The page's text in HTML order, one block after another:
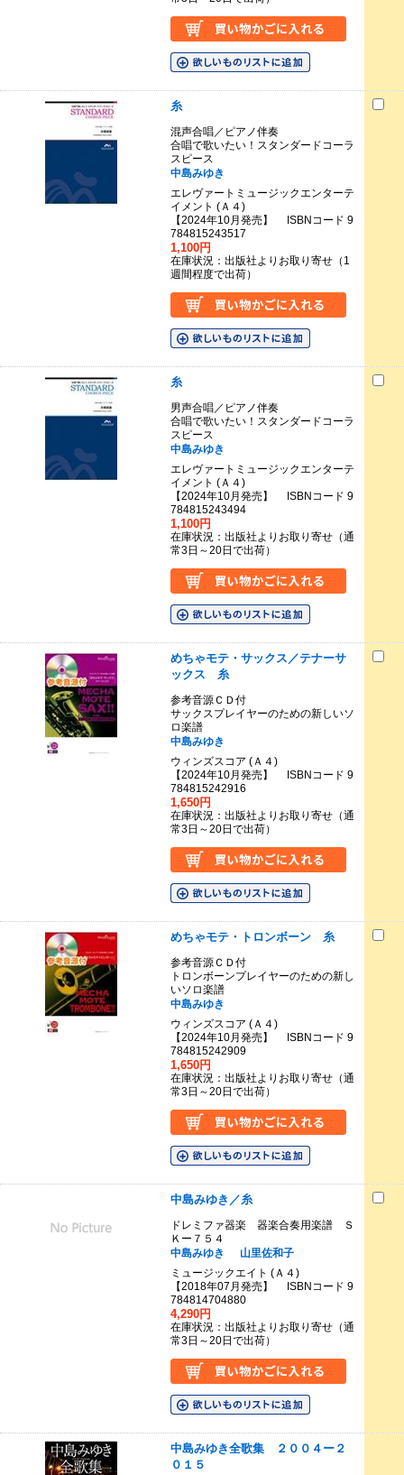
糸
混声合唱／ピアノ伴奏
合唱で歌いたい！スタンダードコーラ
スピース
中島みゆき
エレヴァートミュージックエンターテ
イメント (Ａ４)
【2024年10月発売】 ISBNコード 9
784815243517
1,100円
在庫状況：出版社よりお取り寄せ（1
週間程度で出荷）
糸
男声合唱／ピアノ伴奏
合唱で歌いたい！スタンダードコーラ
スピース
中島みゆき
エレヴァートミュージックエンターテ
イメント (Ａ４)
【2024年10月発売】 ISBNコード 9
784815243494
1,100円
在庫状況：出版社よりお取り寄せ（通
常3日～20日で出荷）
めちゃモテ・サックス／テナーサ
ックス 糸
参考音源ＣＤ付
サックスプレイヤーのための新しいソ
ロ楽譜
中島みゆき
ウィンズスコア (Ａ４)
【2024年10月発売】 ISBNコード 9
784815242916
1,650円
在庫状況：出版社よりお取り寄せ（通
常3日～20日で出荷）
めちゃモテ・トロンボーン 糸
参考音源ＣＤ付
トロンボーンプレイヤーのための新し
いソロ楽譜
中島みゆき
ウィンズスコア (Ａ４)
【2024年10月発売】 ISBNコード 9
784815242909
1,650円
在庫状況：出版社よりお取り寄せ（通
常3日～20日で出荷）
中島みゆき／糸
ドレミファ器楽 器楽合奏用楽譜 Ｓ
Ｋー７５４
中島みゆき
山里佐和子
ミュージックエイト (Ａ４)
【2018年07月発売】 ISBNコード 9
784814704880
4,290円
在庫状況：出版社よりお取り寄せ（通
常3日～20日で出荷）
中島みゆき全歌集 ２００４ー２
０１５